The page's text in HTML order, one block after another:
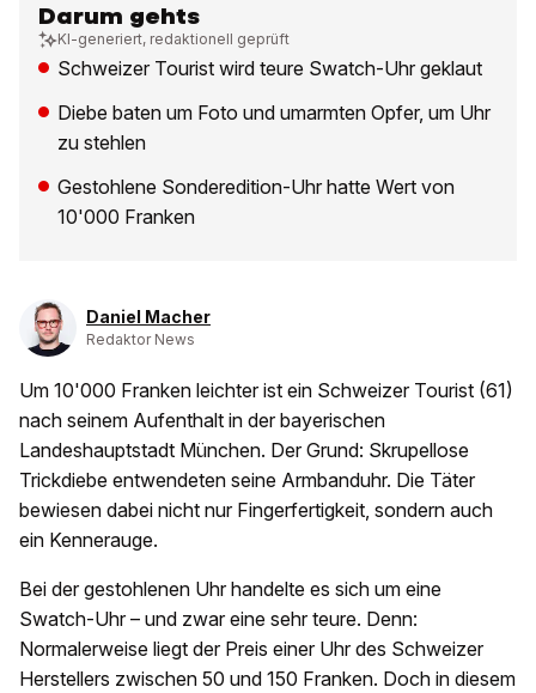
Darum gehts
KI-generiert, redaktionell geprüft
Schweizer Tourist wird teure Swatch-Uhr geklaut
Diebe baten um Foto und umarmten Opfer, um Uhr
zu stehlen
Gestohlene Sonderedition-Uhr hatte Wert von
10'000 Franken
Daniel Macher
Redaktor News
Um 10'000 Franken leichter ist ein Schweizer Tourist (61)
nach seinem Aufenthalt in der bayerischen
Landeshauptstadt München. Der Grund: Skrupellose
Trickdiebe entwendeten seine Armbanduhr. Die Täter
bewiesen dabei nicht nur Fingerfertigkeit, sondern auch
ein Kennerauge.
Bei der gestohlenen Uhr handelte es sich um eine
Swatch-Uhr – und zwar eine sehr teure. Denn:
Normalerweise liegt der Preis einer Uhr des Schweizer
Herstellers zwischen 50 und 150 Franken. Doch in diesem